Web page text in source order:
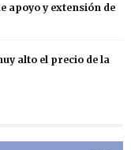
apoyo y extensión de
alto el precio de la